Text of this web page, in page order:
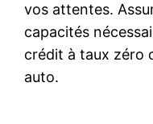
vos attentes.
capacités
crédit à taux zéro
auto.